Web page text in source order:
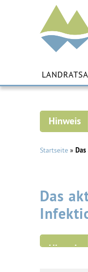
Regen
Startseite »
Das